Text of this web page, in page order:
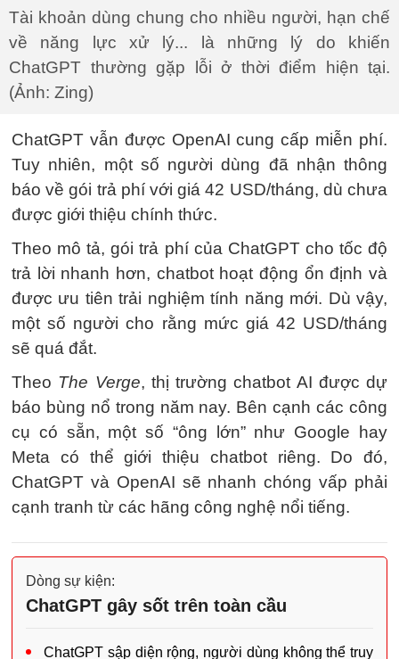
Tài khoản dùng chung cho nhiều người, hạn chế
về năng lực xử lý... là những lý do khiến
ChatGPT thường gặp lỗi ở thời điểm hiện tại.
(Ảnh: Zing)
ChatGPT vẫn được OpenAI cung cấp miễn phí.
Tuy nhiên, một số người dùng đã nhận thông
báo về gói trả phí với giá42 USD/tháng, dù chưa
được giới thiệu chính thức.
Theo mô tả, gói trả phí của ChatGPT cho tốc độ
trả lời nhanh hơn, chatbot hoạt động ổn định và
được ưu tiên trải nghiệm tính năng mới. Dù vậy,
một số người cho rằng mức giá 42 USD/tháng
sẽ quá đắt.
Theo The Verge, thị trường chatbot AI được dự
báo bùng nổ trong năm nay. Bên cạnh các công
cụ có sẵn, một số “ông lớn” như Google hay
Meta có thể giới thiệu chatbot riêng. Do đó,
ChatGPT và OpenAI sẽ nhanh chóng vấp phải
cạnh tranh từ các hãng công nghệ nổi tiếng.
Dòng sự kiện:
ChatGPT gây sốt trên toàn cầu
ChatGPT sập diện rộng, người dùng không thể truy